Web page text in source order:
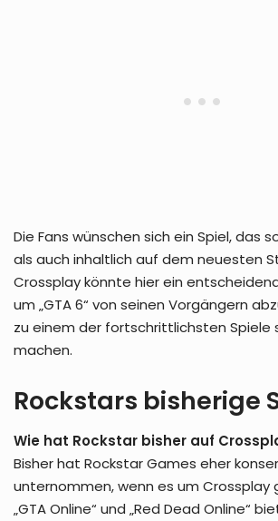
Die Fans wünschen sich ein Spiel, das
als auch inhaltlich auf dem neuesten
Crossplay könnte hier ein
um „GTA 6“ von seinen Vorgängern
zu einem der fortschrittlichsten Spiele
machen.
Rockstars bisherige
Wie hat Rockstar bisher auf
Bisher hat Rockstar Games eher
unternommen, wenn es um Crossplay
„GTA Online“ und „Red Dead Online“